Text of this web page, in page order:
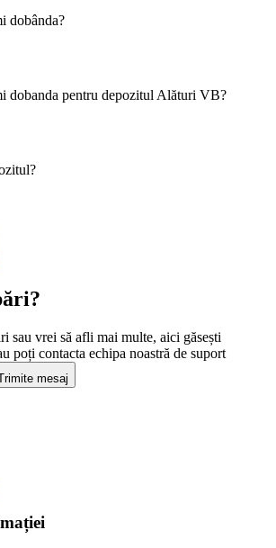
dobânda?
dobanda pentru depozitul Alături VB?
sau vrei să afli mai multe, aici găsești
poți contacta echipa noastră de suport
mesaj